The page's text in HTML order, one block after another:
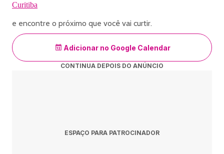
Curitiba
e encontre o próximo que você vai curtir.
Adicionar no Google Calendar
CONTINUA DEPOIS DO ANÚNCIO
ESPAÇO PARA PATROCINADOR